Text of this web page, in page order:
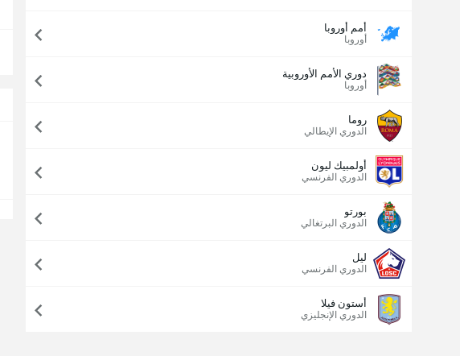
أمم أوروبا
أوروبا
دوري الأمم الأوروبية
أوروبا
روما
الدوري الإيطالي
أولمبيك ليون
الدوري الفرنسي
بورتو
الدوري البرتغالي
ليل
الدوري الفرنسي
أستون فيلا
الدوري الإنجليزي